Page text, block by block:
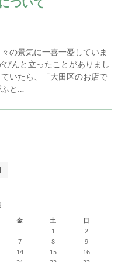
の景気に一喜一憂していま
んと立ったことがありまし
いたら、「大田区のお店で
ふと…
金 土
日
1
2
7 8
9
14 15
16